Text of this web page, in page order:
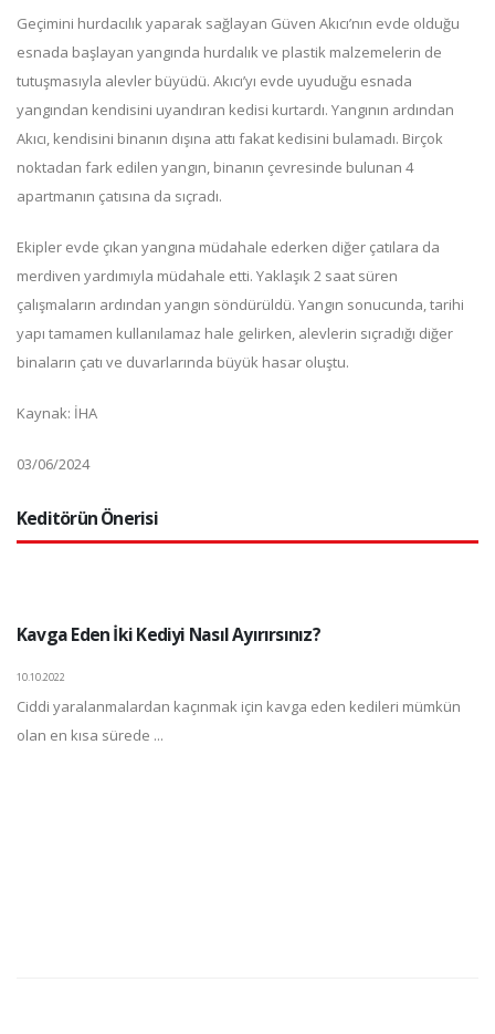
Geçimini hurdacılık yaparak sağlayan Güven Akıcı’nın evde olduğu
esnada başlayan yangında hurdalık ve plastik malzemelerin de
tutuşmasıyla alevler büyüdü. Akıcı’yı evde uyuduğu esnada
yangından kendisini uyandıran kedisi kurtardı. Yangının ardından
Akıcı, kendisini binanın dışına attı fakat kedisini bulamadı. Birçok
noktadan fark edilen yangın, binanın çevresinde bulunan 4
apartmanın çatısına da sıçradı.
Ekipler evde çıkan yangına müdahale ederken diğer çatılara da
merdiven yardımıyla müdahale etti. Yaklaşık 2 saat süren
çalışmaların ardından yangın söndürüldü. Yangın sonucunda, tarihi
yapı tamamen kullanılamaz hale gelirken, alevlerin sıçradığı diğer
binaların çatı ve duvarlarında büyük hasar oluştu.
Kaynak: İHA
03/06/2024
Keditörün Önerisi
Kavga Eden İki Kediyi Nasıl Ayırırsınız?
10.10.2022
Ciddi yaralanmalardan kaçınmak için kavga eden kedileri mümkün
olan en kısa sürede ...